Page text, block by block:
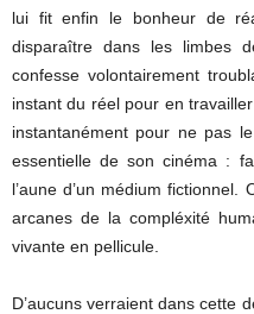
lui fit enfin le bonheur de
disparaître dans les limbes
confesse volontairement
instant du réel pour en
instantanément pour ne pas
essentielle de son cinéma :
l’aune d’un médium
arcanes de la compléxité
vivante en pellicule.
D’aucuns verraient dans cette